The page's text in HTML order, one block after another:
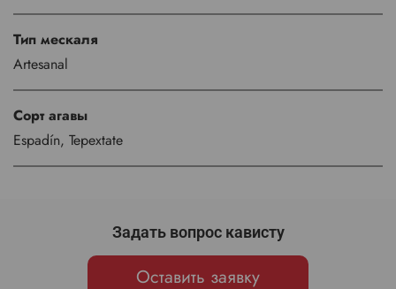
Тип мескаля
Artesanal
Сорт агавы
Espadín, Tepextate
Задать вопрос кависту
Оставить заявку